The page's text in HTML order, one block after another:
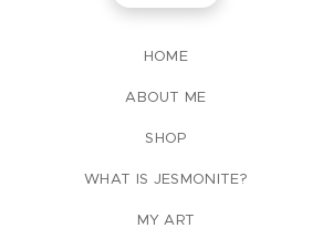
HOME
ABOUT ME
SHOP
WHAT IS JESMONITE?
MY ART